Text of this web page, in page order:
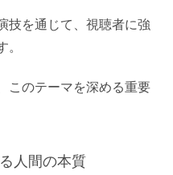
技を通じて、視聴者に強
。
このテーマを深める重要
人間の本質